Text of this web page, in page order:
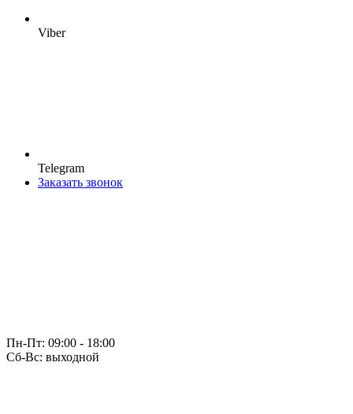
Viber
Telegram
Заказать звонок
Пн-Пт: 09:00 - 18:00
Cб-Вс: выходной